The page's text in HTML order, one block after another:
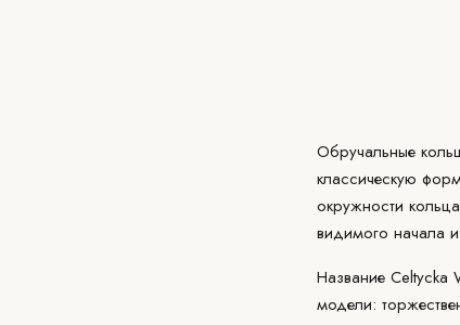
Обручальные
классическую
окружности
видимого начала
Название Celtycka
модели: